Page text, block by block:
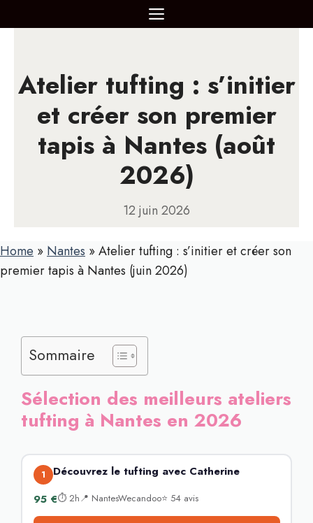
au
MENU
Atelier tufting : s’initier
et créer son premier
tapis à Nantes (août
2026)
12 juin 2026
Home » Nantes »Atelier tufting : s’initier et créer son
premier tapis à Nantes (juin 2026)
Sommaire
Sélection des meilleurs ateliers
tufting à Nantes en 2026
1
Découvrez le tufting avec Catherine
95 €⏱ 2h📍 NantesWecandoo⭐ 54 avis